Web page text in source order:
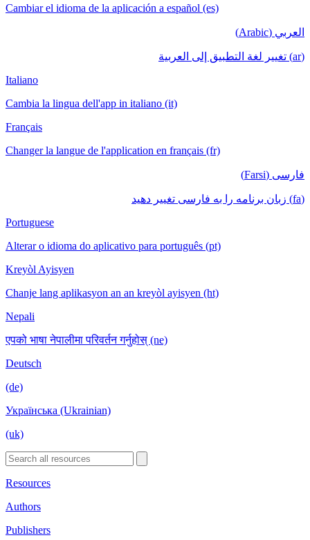
Cambiar el idioma de la aplicación a español (es)
العربي (Arabic)
(ar) تغيير لغة التطبيق إلى العربية
Italiano
Cambia la lingua dell'app in italiano (it)
Français
Changer la langue de l'application en français (fr)
فارسی (Farsi)
(fa) زبان برنامه را به فارسی تغییر دهید
Portuguese
Alterar o idioma do aplicativo para português (pt)
Kreyòl Ayisyen
Chanje lang aplikasyon an an kreyòl ayisyen (ht)
Nepali
एपको भाषा नेपालीमा परिवर्तन गर्नुहोस् (ne)
Deutsch
(de)
Українська (Ukrainian)
(uk)
Resources
Authors
Publishers